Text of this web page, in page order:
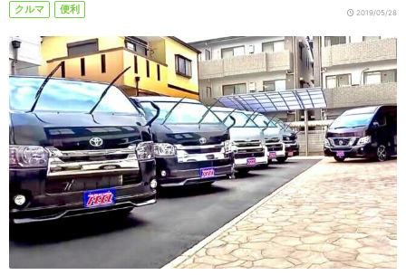
クルマ 便利 2019/05/28